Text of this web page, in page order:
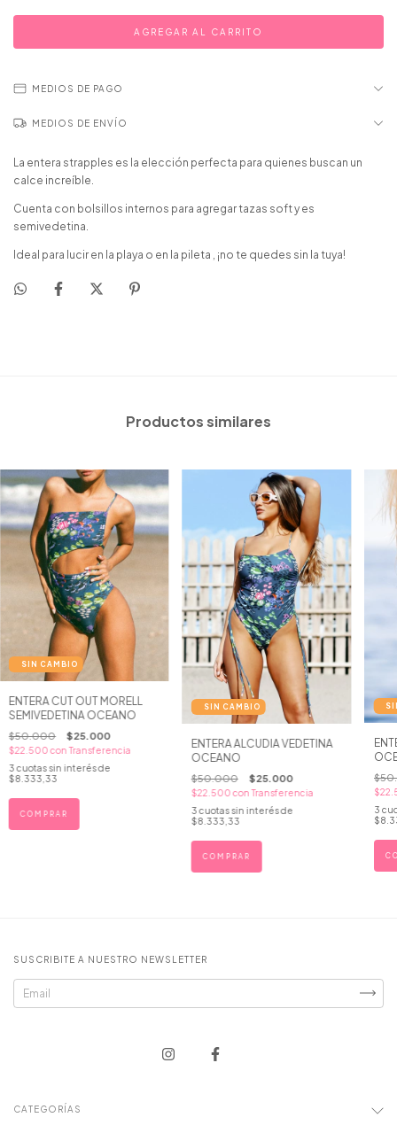
MEDIOS DE PAGO
MEDIOS DE ENVÍO
La entera strapples es la elección perfecta para quienes buscan un
calce increíble.
Cuenta con bolsillos internos para agregar tazas soft y es
semivedetina.
Ideal para lucir en la playa o en la pileta , ¡no te quedes sin la tuya!
Productos similares
ENTERA CUT OUT MORELL
SEMIVEDETINA OCEANO
$50.000 $25.000
$22.500con Transferencia
3 cuotas sin interés de
$8.333,33
COMPRAR
ENTERA ALCUDIA VEDETINA
OCEANO
$50.000 $25.000
$22.500con Transferencia
3 cuotas sin interés de
$8.333,33
COMPRAR
3
SUSCRIBITE A NUESTRO NEWSLETTER
CATEGORÍAS